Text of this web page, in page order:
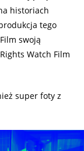
historiach
tego
swoją
Watch Film
super foty z